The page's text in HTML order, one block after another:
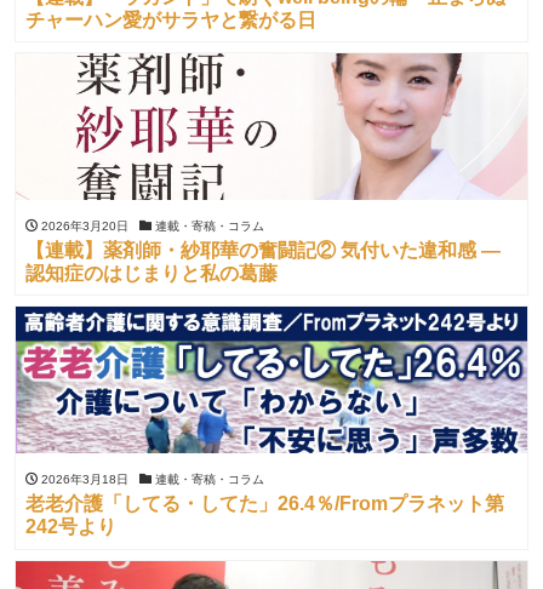
チャーハン愛がサラヤと繋がる日
2026年3月20日 連載・寄稿・コラム
【連載】薬剤師・紗耶華の奮闘記② 気付いた違和感 ―
認知症のはじまりと私の葛藤
2026年3月18日 連載・寄稿・コラム
老老介護「してる・してた」26.4％/Fromプラネット第
242号より